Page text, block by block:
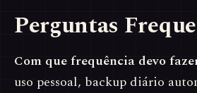
Perguntas
Com que frequência devo
uso pessoal, backup diário